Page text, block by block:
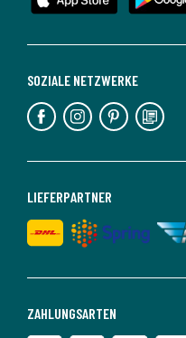
ZAHLUNGSARTEN
LIEFERPARTNER
SOZIALE NETZWERKE